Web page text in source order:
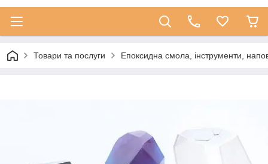
Товари та послуги Епоксидна смола, інструменти,